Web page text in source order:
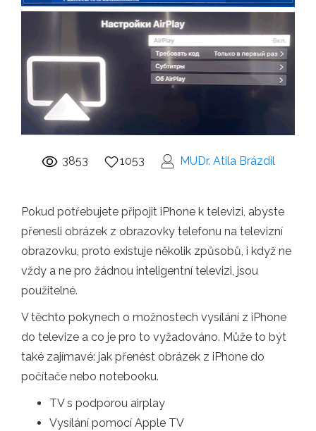
3853 1053 MUDr. Atila Brázdil
Pokud potřebujete připojit iPhone k televizi, abyste
přenesli obrázek z obrazovky telefonu na televizní
obrazovku, proto existuje několik způsobů, i když ne
vždy a ne pro žádnou inteligentní televizi, jsou
použitelné.
V těchto pokynech o možnostech vysílání z iPhone
do televize a co je pro to vyžadováno. Může to být
také zajímavé: jak přenést obrázek z iPhone do
počítače nebo notebooku.
TV s podporou airplay
Vysílání pomocí Apple TV